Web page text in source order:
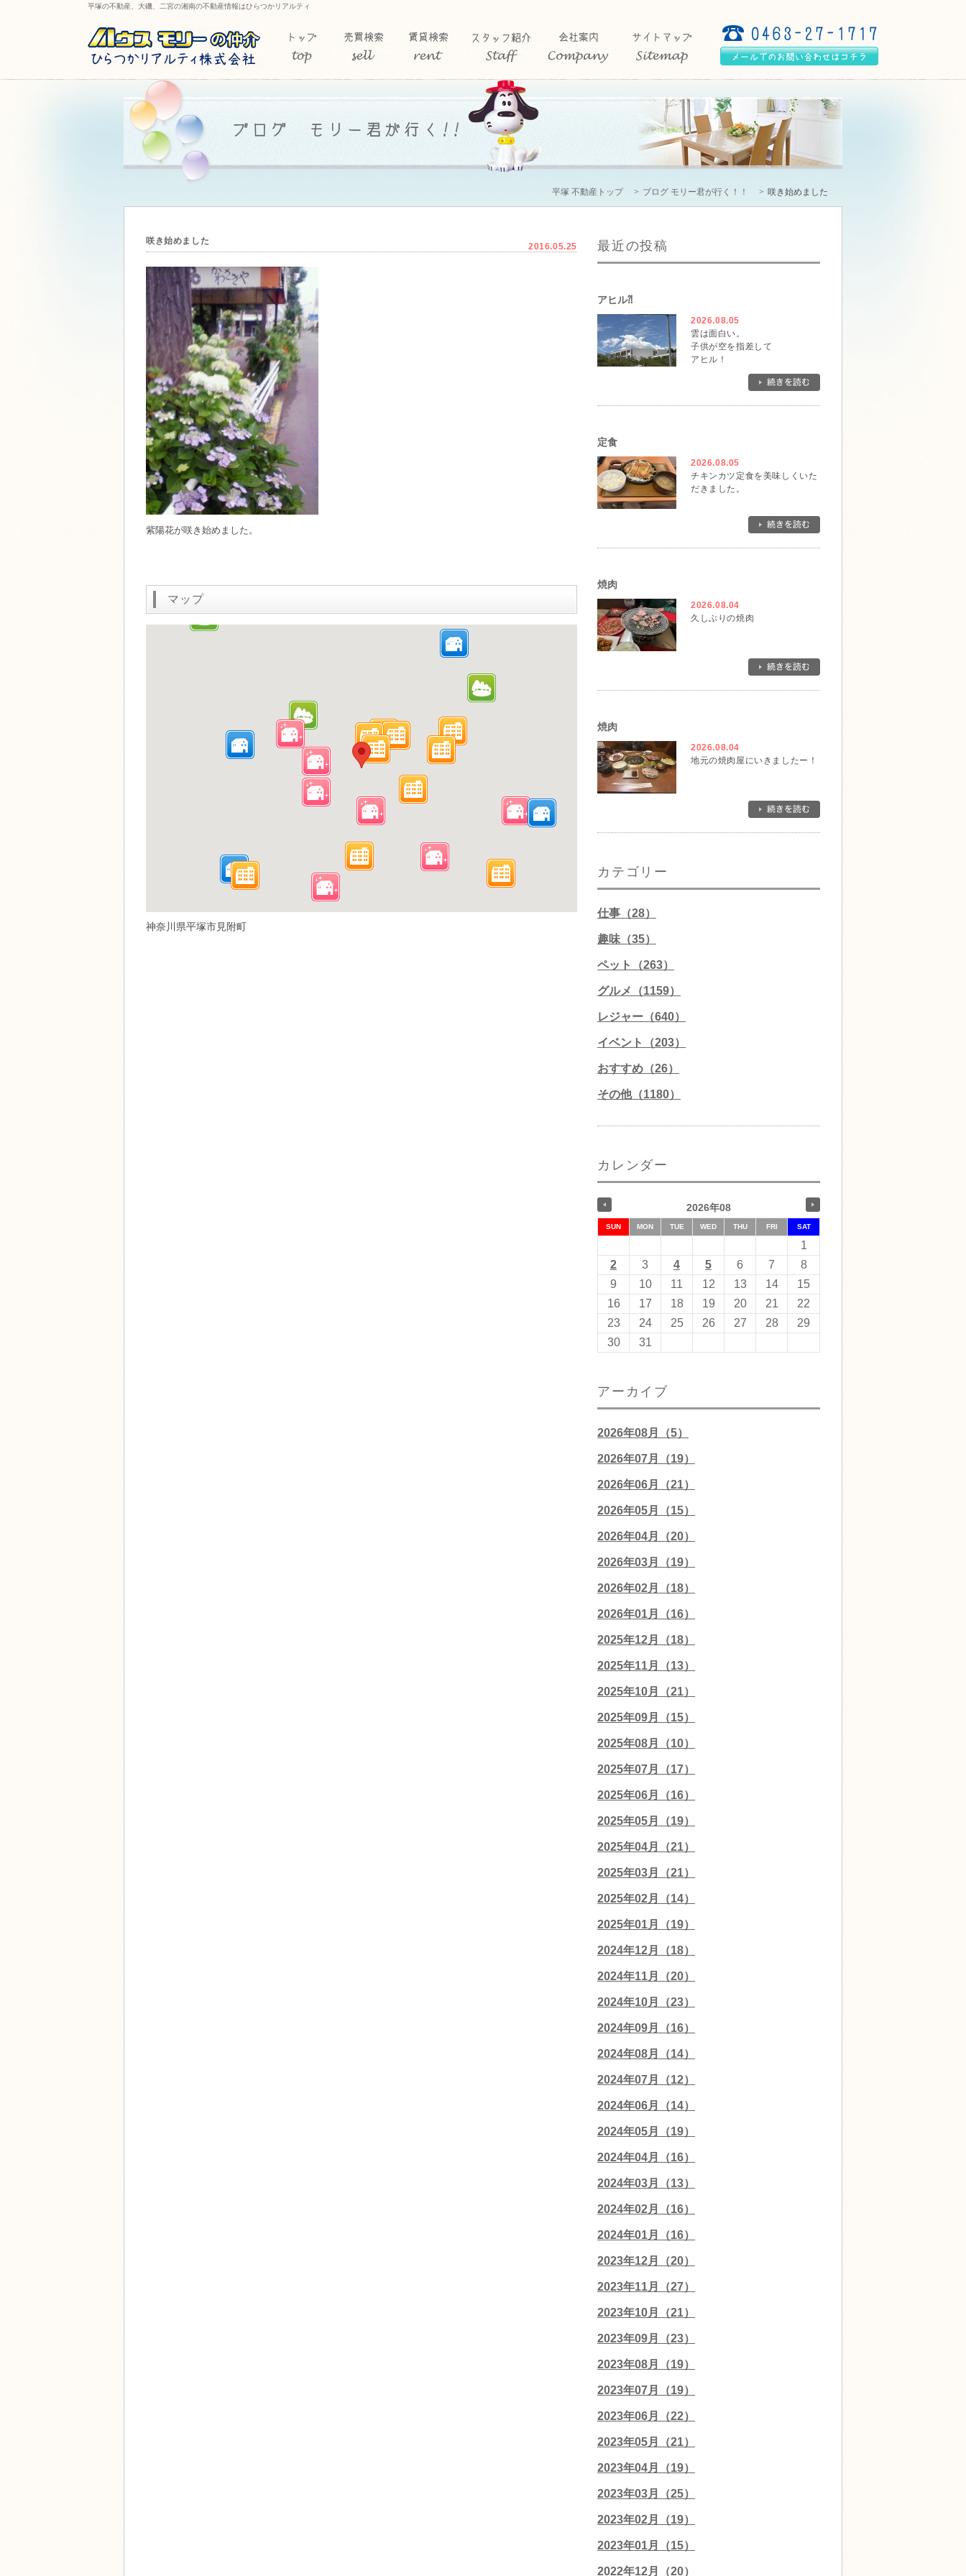
平塚の不動産、大磯、二宮の湘南の不動産情報はひらつかリアルティ
平塚 不動産トップ ブログ モリー君が行く！！ 咲き始めました
咲き始めました
2016.05.25
紫陽花が咲き始めました。
マップ
神奈川県平塚市見附町
最近の投稿
アヒル⁈
2026.08.05
雲は面白い。
子供が空を指差して
アヒル！
確かにそんな形です。
定食
2026.08.05
チキンカツ定食を美味しくいた
だきました。
焼肉
2026.08.04
久しぶりの焼肉
焼肉
2026.08.04
地元の焼肉屋にいきましたー！
カテゴリー
仕事（28）
趣味（35）
ペット（263）
グルメ（1159）
レジャー（640）
イベント（203）
おすすめ（26）
その他（1180）
カレンダー
2026年08
SUN MON TUE WED THU FRI SAT
1
2
3 4 5 6 7
8
9
10 11 12 13 14
15
16
17 18 19 20 21
22
23
24 25 26 27 28
29
30
31
アーカイブ
2026年08月（5）
2026年07月（19）
2026年06月（21）
2026年05月（15）
2026年04月（20）
2026年03月（19）
2026年02月（18）
2026年01月（16）
2025年12月（18）
2025年11月（13）
2025年10月（21）
2025年09月（15）
2025年08月（10）
2025年07月（17）
2025年06月（16）
2025年05月（19）
2025年04月（21）
2025年03月（21）
2025年02月（14）
2025年01月（19）
2024年12月（18）
2024年11月（20）
2024年10月（23）
2024年09月（16）
2024年08月（14）
2024年07月（12）
2024年06月（14）
2024年05月（19）
2024年04月（16）
2024年03月（13）
2024年02月（16）
2024年01月（16）
2023年12月（20）
2023年11月（27）
2023年10月（21）
2023年09月（23）
2023年08月（19）
2023年07月（19）
2023年06月（22）
2023年05月（21）
2023年04月（19）
2023年03月（25）
2023年02月（19）
2023年01月（15）
2022年12月（20）